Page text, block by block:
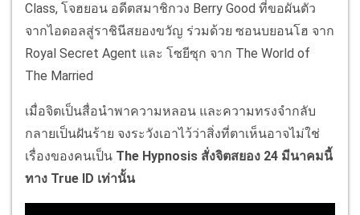
Class, โจฮยอน อดีตสมาชิกวง Berry Good ที่ขอผันตัว
จากไอดอลสู่ราชินีสยองขวัญ ร่วมด้วย ซอนบยอนโฮ จาก
Royal Secret Agent และ โซยีซุก จาก The World of
The Married
เมื่อจิตเป็นสื่อนำพาความหลอน และความทรงจำกลับ
กลายเป็นฝันร้าย จงระวังเอาไว้ว่าสิ่งที่ตาเห็นอาจไม่ใช่
เรื่องของคนเป็น The Hypnosis สั่งจิตสยอง 24 มีนาคมนี้
ทาง True ID เท่านั้น